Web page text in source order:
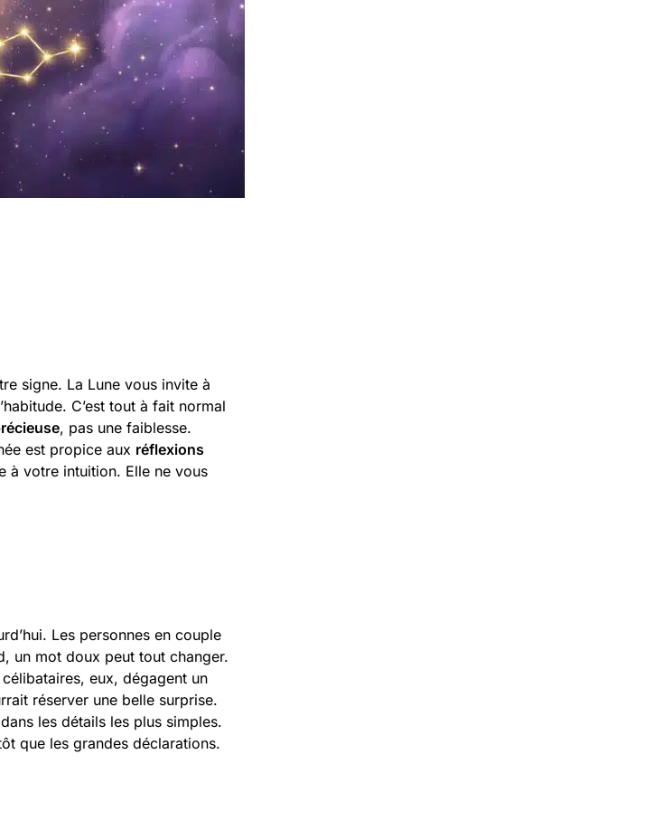
signe. La Lune vous invite à
C’est tout à fait normal
, pas une faiblesse.
est propice aux réflexions
à votre intuition. Elle ne vous
Les personnes en couple
un mot doux peut tout changer.
eux, dégagent un
réserver une belle surprise.
les détails les plus simples.
que les grandes déclarations.